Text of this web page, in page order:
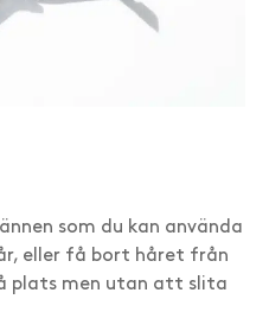
som du kan använda
eller få bort håret från
plats men utan att slita